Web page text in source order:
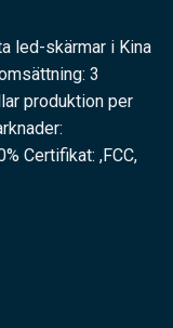
led-skärmar i Kina
3
produktion per
Certifikat: ,FCC,